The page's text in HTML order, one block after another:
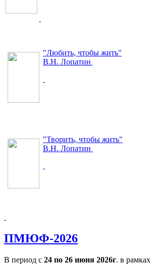
"Любить, чтобы жить"
В.Н. Лопатин
"Творить, чтобы жить"
В.Н. Лопатин
ПМЮФ-2026
В период с 24 по 26 июня 2026г. в